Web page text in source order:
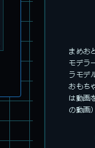
まめお
モデラ
ラモデ
おもち
は動画
の動画）
パチ組塗装★